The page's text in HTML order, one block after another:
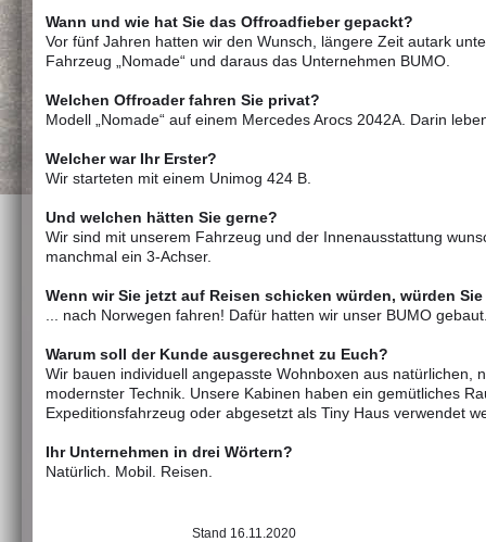
Wann und wie hat Sie das Offroadfieber gepackt?
Vor fünf Jahren hatten wir den Wunsch, längere Zeit autark
Fahrzeug „Nomade“ und daraus das Unternehmen BUMO.
Welchen Offroader fahren Sie privat?
Modell „Nomade“ auf einem Mercedes Arocs 2042A. Darin
Welcher war Ihr Erster?
Wir starteten mit einem Unimog 424 B.
Und welchen hätten Sie gerne?
Wir sind mit unserem Fahrzeug und der Innenausstattung
manchmal ein 3-Achser.
Wenn wir Sie jetzt auf Reisen schicken würden, würden Sie
... nach Norwegen fahren! Dafür hatten wir unser BUMO
Warum soll der Kunde ausgerechnet zu Euch?
Wir bauen individuell angepasste Wohnboxen aus natürlichen,
modernster Technik. Unsere Kabinen haben ein gemütliches
Expeditionsfahrzeug oder abgesetzt als Tiny Haus verwendet
Ihr Unternehmen in drei Wörtern?
Natürlich. Mobil. Reisen.
Stand 16.11.2020